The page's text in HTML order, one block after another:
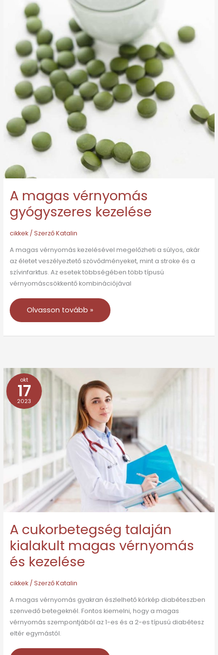
A magas vérnyomás
gyógyszeres kezelése
cikkek/ SzerzőKatalin
A magas vérnyomás kezelésével megelőzheti a súlyos, akár
az életet veszélyeztető szövődményeket, mint a stroke és a
szívinfarktus. Az esetek többségében több típusú
vérnyomáscsökkentő kombinációjával
Olvasson tovább »
okt
17
2023
A cukorbetegség talaján
kialakult magas vérnyomás
és kezelése
cikkek/ SzerzőKatalin
A magas vérnyomás gyakran észlelhető kórkép diabéteszben
szenvedő betegeknél. Fontos kiemelni, hogy a magas
vérnyomás szempontjából az 1-es és a 2-es típusú diabétesz
eltér egymástól.
A
cukorbetegség
talaján
vérnyomás
és
kezelése